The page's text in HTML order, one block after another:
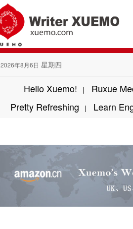
2026年8月6日 星期四
Hello Xuemo! | Ruxue
Pretty Refreshing | Learn